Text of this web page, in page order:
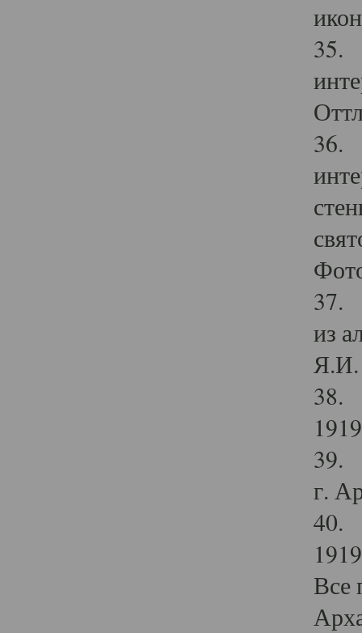
35.
36.
37.
из
Я.И.
38.
39.
г.
40.
Все